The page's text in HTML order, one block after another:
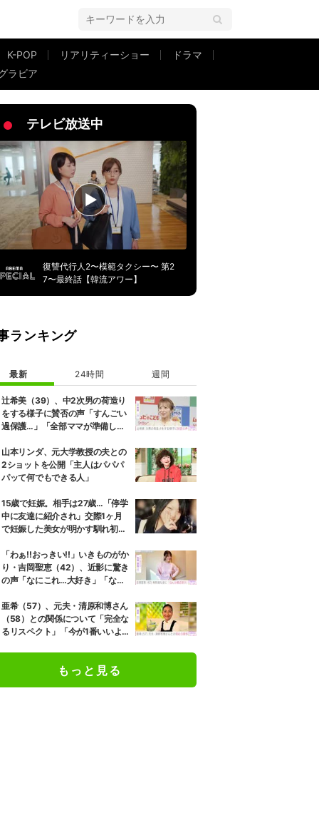
K-POP リアリティーショー
ドラマ
ラビア
テレビ放送中
復讐代行人2〜模範タクシー〜 第2
7〜最終話【韓流アワー】
ランキング
最新 24時間 週間
辻希美（39）、中2次男の荷造り
をする様子に賛否の声「すんごい
過保護…」「全部ママが準備して
山本リンダ、元大学教授の夫との
2ショットを公開「主人はパパパ
パッて何でもできる人」
15歳で妊娠。相手は27歳…「停学
中に友達に紹介され」交際1ヶ月
で妊娠した美女が明かす馴れ初め
絶句
「わぁ!!おっきい!!」いきものがか
り・吉岡聖恵（42）、近影に驚き
の声「なにこれ…大好き」「なん
亜希（57）、元夫・清原和博さん
（58）との関係について「完全な
るリスペクト」「今が1番いいよ
もっと見る